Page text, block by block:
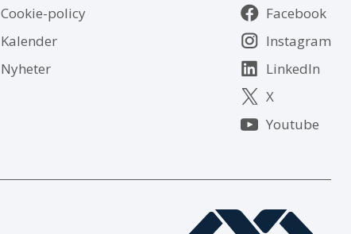
Om
Cookie-policy
Kalender
Nyheter
Följ
oss
Facebook
Instagram
LinkedIn
X
Youtube